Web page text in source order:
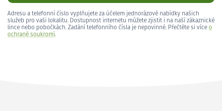
Adresu a telefonní číslo vyplňujete za účelem jednorázové nabídky našich
služeb pro vaši lokalitu. Dostupnost internetu můžete zjistit i na naší zákaznické
lince nebo pobočkách. Zadání telefonního čísla je nepovinné. Přečtěte si více o
ochraně soukromí.